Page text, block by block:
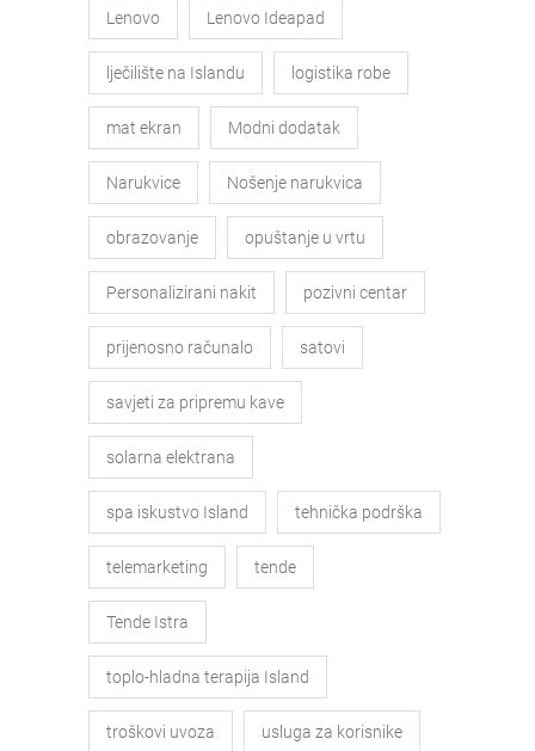
Lenovo Lenovo Ideapad
lječilište na Islandu logistika robe
mat ekran Modni dodatak
Narukvice Nošenje narukvica
obrazovanje opuštanje u vrtu
Personalizirani nakit pozivni centar
prijenosno računalo satovi
savjeti za pripremu kave
solarna elektrana
spa iskustvo Island tehnička podrška
telemarketing tende
Tende Istra
toplo-hladna terapija Island
troškovi uvoza usluga za korisnike